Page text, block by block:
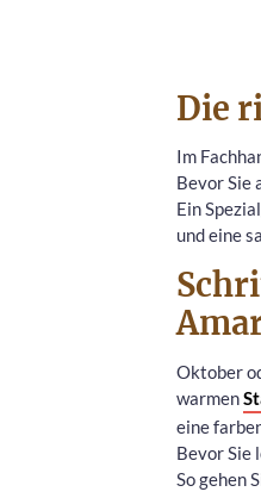
Die
Im
Bevor Sie
Ein
und eine
Oktober
warmen
eine
Bevor Sie
So gehen